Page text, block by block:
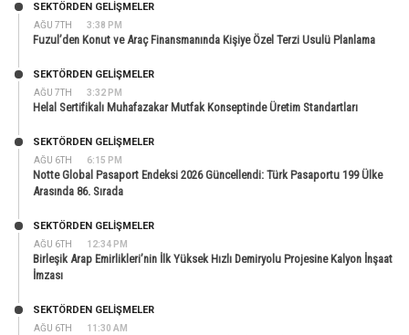
AĞU 7TH 3:38 PM
SEKTÖRDEN GELIŞMELER
Fuzul’den Konut ve Araç Finansmanında Kişiye Özel Terzi Usulü Planlama
AĞU 7TH 3:32 PM
SEKTÖRDEN GELIŞMELER
Helal Sertifikalı Muhafazakar Mutfak Konseptinde Üretim Standartları
AĞU 6TH 6:15 PM
SEKTÖRDEN GELIŞMELER
Notte Global Pasaport Endeksi 2026 Güncellendi: Türk Pasaportu 199 Ülke
Arasında 86. Sırada
AĞU 6TH 12:34 PM
SEKTÖRDEN GELIŞMELER
Birleşik Arap Emirlikleri’nin İlk Yüksek Hızlı Demiryolu Projesine Kalyon İnşaat
İmzası
AĞU 6TH 11:30 AM
SEKTÖRDEN GELIŞMELER